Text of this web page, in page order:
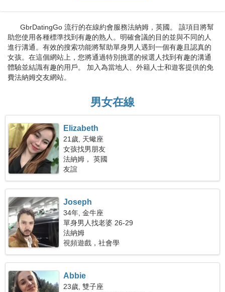
GbrDatingGo 流行的在線約會服務法納姆，英國。 該項目將幫
助您使用各種標準找到有趣的熟人。明確會議的目的並與不同的人
進行溝通。有效的搜索功能將幫助單身男人遇到一個有趣且認真的
女孩。在這個網站上，您將通過特別挑選的候選人找到有趣的溝通
體驗並結識有趣的用戶。 加入為當地人、外籍人士和遊客提供的免
費法納姆交友網站。
男女在線
Elizabeth
21歲, 天蠍座
女孩找男朋友
法納姆， 英國
友誼
Joseph
34年, 金牛座
單身男人找老婆 26-29
法納姆
視頻遊戲，社會學
Abbie
23歲, 雙子座